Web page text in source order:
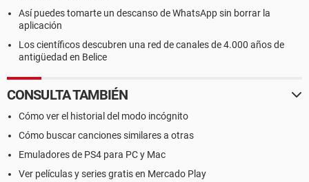
Así puedes tomarte un descanso de WhatsApp sin borrar la
aplicación
Los científicos descubren una red de canales de 4.000 años de
antigüedad en Belice
CONSULTA TAMBIÉN
Cómo ver el historial del modo incógnito
Cómo buscar canciones similares a otras
Emuladores de PS4 para PC y Mac
Ver películas y series gratis en Mercado Play